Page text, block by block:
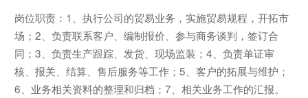
岗位职责：1、执行公司的贸易业务，实施贸易规程，开拓市
场；2、负责联系客户、编制报价、参与商务谈判，签订合
同；3、负责生产跟踪、发货、现场监装；4、负责单证审
核、报关、结算、售后服务等工作；5、客户的拓展与维护；
6、业务相关资料的整理和归档；7、相关业务工作的汇报。